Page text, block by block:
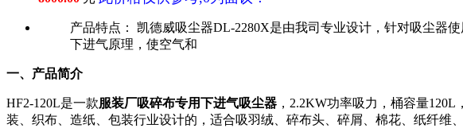
产品特点：
凯德威吸尘器DL-2280X是由我司专业设计，针对吸尘器
下进气原理，使空气和
一、产品简介
HF2-120L是一款服装厂吸碎布专用下进气吸尘器 ，2.2KW功率吸力，桶容量
装、织布、造纸、包装行业设计的，适合吸羽绒、碎布头、碎屑、棉花、纸纤维